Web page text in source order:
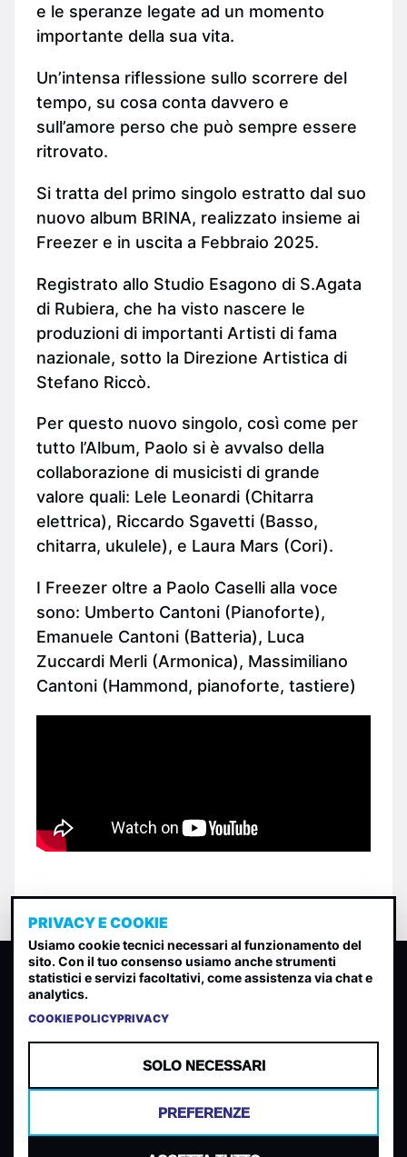
e le speranze legate ad un momento
importante della sua vita.
Un’intensa riflessione sullo scorrere del
tempo, su cosa conta davvero e
sull’amore perso che può sempre essere
ritrovato.
Si tratta del primo singolo estratto dal suo
nuovo album BRINA, realizzato insieme ai
Freezer e in uscita a Febbraio 2025.
Registrato allo Studio Esagono di S.Agata
di Rubiera, che ha visto nascere le
produzioni di importanti Artisti di fama
nazionale, sotto la Direzione Artistica di
Stefano Riccò.
Per questo nuovo singolo, così come per
tutto l’Album, Paolo si è avvalso della
collaborazione di musicisti di grande
valore quali: Lele Leonardi (Chitarra
elettrica), Riccardo Sgavetti (Basso,
chitarra, ukulele), e Laura Mars (Cori).
I Freezer oltre a Paolo Caselli alla voce
sono: Umberto Cantoni (Pianoforte),
Emanuele Cantoni (Batteria), Luca
Zuccardi Merli (Armonica), Massimiliano
Cantoni (Hammond, pianoforte, tastiere)
CLASSIFICA INDIE
Classifica per indice di gradimento generata dall analisi di
TERMINI E CONDIZIONI PRIVACY POLICY
COOKIES PREFERENZE COOKIES
PRIVACY E COOKIE
Usiamo cookie tecnici necessari al funzionamento del
sito. Con il tuo consenso usiamo anche strumenti
statistici e servizi facoltativi, come assistenza via chat e
analytics.
COOKIE POLICYPRIVACY
SOLO NECESSARI
PREFERENZE